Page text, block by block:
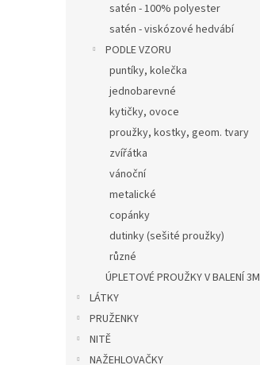
satén - 100% polyester
satén - viskózové hedvábí
PODLE VZORU
puntíky, kolečka
jednobarevné
kytičky, ovoce
proužky, kostky, geom. tvary
zvířátka
vánoční
metalické
copánky
dutinky (sešité proužky)
různé
ÚPLETOVÉ PROUŽKY V BALENÍ 3M
LÁTKY
PRUŽENKY
NITĚ
NAŽEHLOVAČKY